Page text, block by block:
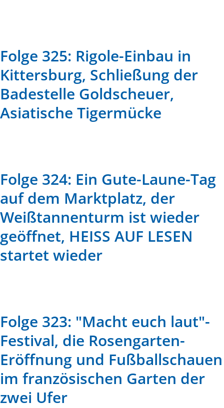
Folge 325: Rigole-Einbau in
Kittersburg, Schließung der
Badestelle Goldscheuer,
Asiatische Tigermücke
Folge 324: Ein Gute-Laune-Tag
auf dem Marktplatz, der
Weißtannenturm ist wieder
geöffnet, HEISS AUF LESEN
startet wieder
Folge 323: "Macht euch laut"-
Festival, die Rosengarten-
Eröffnung und Fußballschauen
im französischen Garten der
zwei Ufer